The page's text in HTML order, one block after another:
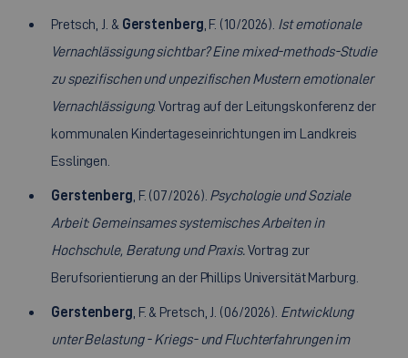
Pretsch, J. & Gerstenberg , F. (10/2026). Ist emotionale
Vernachlässigung sichtbar? Eine mixed-methods-Studie
zu spezifischen und unpezifischen Mustern emotionaler
Vernachlässigung. Vortrag auf der Leitungskonferenz der
kommunalen Kindertageseinrichtungen im Landkreis
Esslingen.
Gerstenberg , F. (07/2026). Psychologie und Soziale
Arbeit: Gemeinsames systemisches Arbeiten in
Hochschule, Beratung und Praxis.Vortrag zur
Berufsorientierung an der Phillips Universität Marburg.
Gerstenberg , F. & Pretsch, J. (06/2026). Entwicklung
unter Belastung - Kriegs- und Fluchterfahrungen im